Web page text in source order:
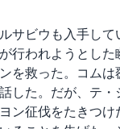
サビウも入手し
行われようとし
を救った。コム
した。だが、テ
ン征伐をたきつ